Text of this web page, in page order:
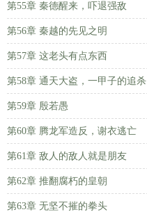
第55章 秦德醒来，吓退强敌
第56章 秦越的先见之明
第57章 这老头有点东西
第58章 通天大盗，一甲子的追杀
第59章 殷若愚
第60章 腾龙军造反，谢衣逃亡
第61章 敌人的敌人就是朋友
第62章 推翻腐朽的皇朝
第63章 无坚不摧的拳头